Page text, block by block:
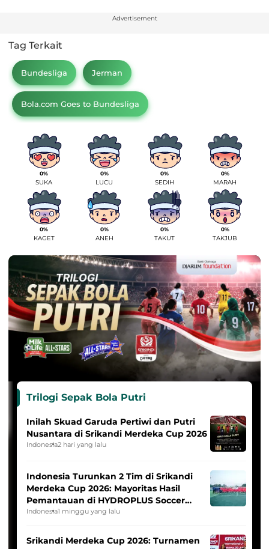
Advertisement
Tag Terkait
Bundesliga Jerman
Bola.com Goes to Bundesliga
0%
SUKA
0%
LUCU
0%
SEDIH
0%
MARAH
0%
KAGET
0%
ANEH
0%
TAKUT
0%
TAKJUB
Trilogi Sepak Bola Putri
Inilah Skuad Garuda Pertiwi dan Putri
Nusantara di Srikandi Merdeka Cup 2026
Indonesia2 hari yang lalu
Indonesia Turunkan 2 Tim di Srikandi
Merdeka Cup 2026: Mayoritas Hasil
Pemantauan di HYDROPLUS Soccer
League
Indonesia1 minggu yang lalu
Srikandi Merdeka Cup 2026: Turnamen